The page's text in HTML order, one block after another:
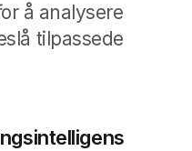
å analysere
tilpassede